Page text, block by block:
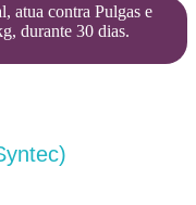
atua contra Pulgas e
durante 30 dias.